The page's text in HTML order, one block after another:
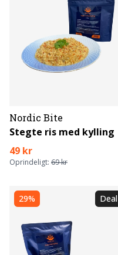
Nordic Bite
Stegte ris med kylling
49 kr
Oprindeligt: 69 kr
29% Deal